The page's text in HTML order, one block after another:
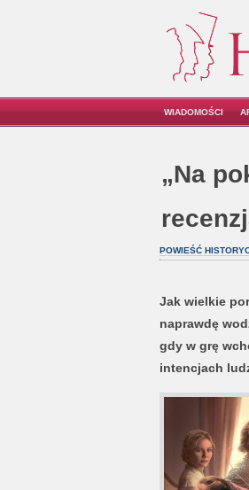
WIADOMOŚCI
„Na
POWIEŚĆ
Jak wielkie
naprawdę
gdy w grę
intencjach